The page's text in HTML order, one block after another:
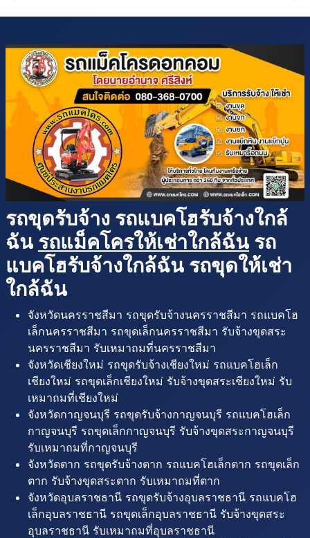
รถขุดรับจ้าง รถแบคโฮรับจ้างใกล้
ฉัน รถแม็คโครให้เช่าใกล้ฉัน รถ
แบคโฮรับจ้างใกล้ฉัน รถขุดให้เช่า
ใกล้ฉัน
จังหวัดนครราชสีมา รถขุดรับจ้างนครราชสีมา รถแบคโฮ
เล็กนครราชสีมา รถขุดเล็กนครราชสีมา รับจ้างขุดสระ
นครราชสีมา รับเหมาถมที่นครราชสีมา
จังหวัดเชียงใหม่ รถขุดรับจ้างเชียงใหม่ รถแบคโฮเล็ก
เชียงใหม่ รถขุดเล็กเชียงใหม่ รับจ้างขุดสระเชียงใหม่ รับ
เหมาถมที่เชียงใหม่
จังหวัดกาญจนบุรี รถขุดรับจ้างกาญจนบุรี รถแบคโฮเล็ก
กาญจนบุรี รถขุดเล็กกาญจนบุรี รับจ้างขุดสระกาญจนบุรี
รับเหมาถมที่กาญจนบุรี
จังหวัดตาก รถขุดรับจ้างตาก รถแบคโฮเล็กตาก รถขุดเล็ก
ตาก รับจ้างขุดสระตาก รับเหมาถมที่ตาก
จังหวัดอุบลราชธานี รถขุดรับจ้างอุบลราชธานี รถแบคโฮ
เล็กอุบลราชธานี รถขุดเล็กอุบลราชธานี รับจ้างขุดสระ
อุบลราชธานี รับเหมาถมที่อุบลราชธานี